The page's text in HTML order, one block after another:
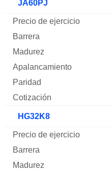
JA60PJ
HG32K8